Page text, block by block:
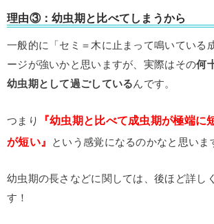
理由③：幼虫期と比べてしまうから
一般的に「セミ＝木に止まって鳴いている
ージが強いかと思いますが、実際はその何
幼虫期として過ごしているんです。
つまり
『幼虫期と比べて成虫期が極端に
が短い』
という感覚になるのかなと思いま
幼虫期の長さなどに関しては、後ほど詳し
す！